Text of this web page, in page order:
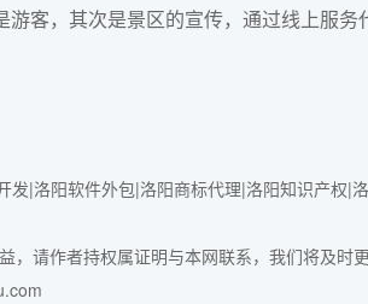
客，其次是景区的宣传，通过线上服务
|洛阳软件外包|洛阳商标代理|洛阳知识产权|
，请作者持权属证明与本网联系，我们将及时